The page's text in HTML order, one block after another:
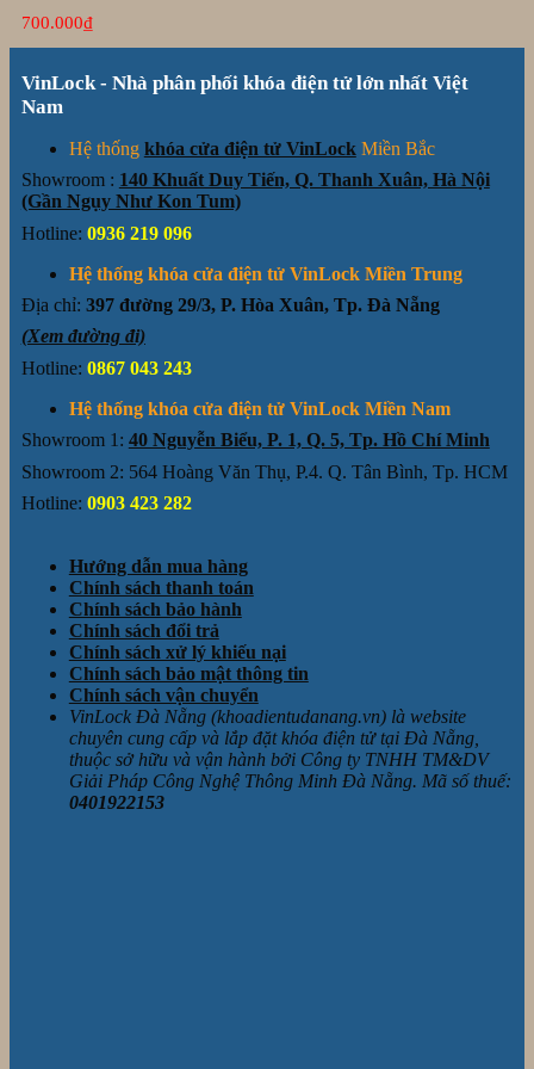
700.000₫
VinLock - Nhà phân phối khóa điện tử lớn nhất Việt
Nam
Hệ thống khóa cửa điện tử VinLock Miền Bắc
Showroom : 140 Khuất Duy Tiến, Q. Thanh Xuân, Hà Nội
(Gần Ngụy Như Kon Tum)
Hotline: 0936 219 096
Hệ thống khóa cửa điện tử VinLock Miền Trung
Địa chỉ: 397 đường 29/3, P. Hòa Xuân, Tp. Đà Nẵng
(Xem đường đi)
Hotline: 0867 043 243
Hệ thống khóa cửa điện tử VinLock Miền Nam
Showroom 1: 40 Nguyễn Biểu, P. 1, Q. 5, Tp. Hồ Chí Minh
Showroom 2: 564 Hoàng Văn Thụ, P.4. Q. Tân Bình, Tp. HCM
Hotline: 0903 423 282
Hướng dẫn mua hàng
Chính sách thanh toán
Chính sách bảo hành
Chính sách đổi trả
Chính sách xử lý khiếu nại
Chính sách bảo mật thông tin
Chính sách vận chuyển
VinLock Đà Nẵng (khoadientudanang.vn) là website
chuyên cung cấp và lắp đặt khóa điện tử tại Đà Nẵng,
thuộc sở hữu và vận hành bởi Công ty TNHH TM&DV
Giải Pháp Công Nghệ Thông Minh Đà Nẵng. Mã số thuế:
0401922153